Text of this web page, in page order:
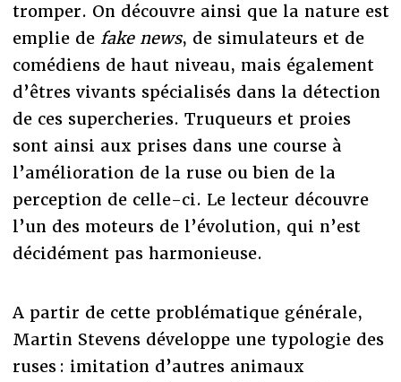
tromper. On découvre ainsi que la nature est
emplie de fake news, de simulateurs et de
comédiens de haut niveau, mais également
d’êtres vivants spécialisés dans la détection
de ces supercheries. Truqueurs et proies
sont ainsi aux prises dans une course à
l’amélioration de la ruse ou bien de la
perception de celle-ci. Le lecteur découvre
l’un des moteurs de l’évolution, qui n’est
décidément pas harmonieuse.
A partir de cette problématique générale,
Martin Stevens développe une typologie des
ruses : imitation d’autres animaux